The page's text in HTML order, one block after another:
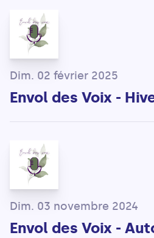
Dim. 02 février 2025
Envol des Voix -
Dim. 03 novembre 2024
Envol des Voix -